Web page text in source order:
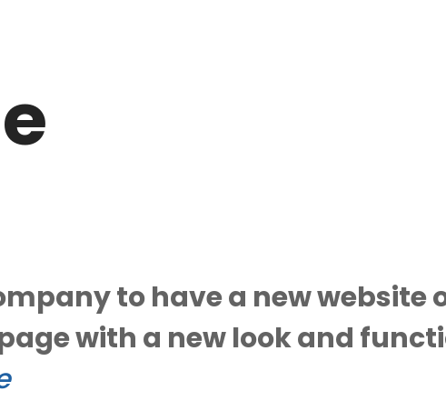
to have a new website
with a new look and